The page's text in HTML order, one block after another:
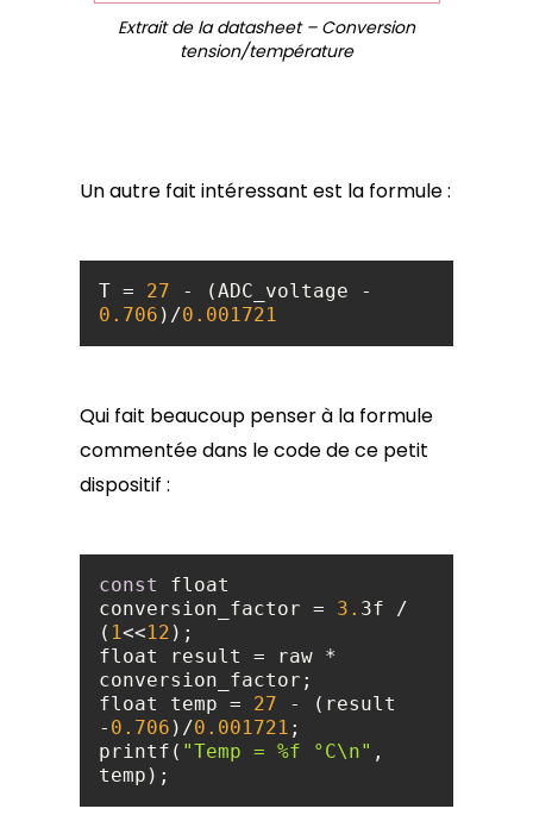
Extrait de la datasheet – Conversion
tension/température
Un autre fait intéressant est la formule :
T = 27
0.706 )/0.001721
Qui fait beaucoup penser à la formule
commentée dans le code de ce petit
dispositif :
const
float
conversion_factor = 3. 3f /
( 1<<12
float result = raw *
float temp = 27 - (result
- 0.706 )/0.001721
printf( "Temp = %f °C\n" ,
temp);